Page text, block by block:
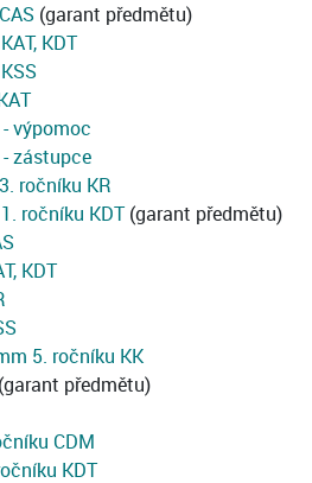
(garant předmětu)
KDT
výpomoc
zástupce
ročníku KR
ročníku KDT(garant předmětu)
KDT
5. ročníku KK
(garant předmětu)
CDM
KDT